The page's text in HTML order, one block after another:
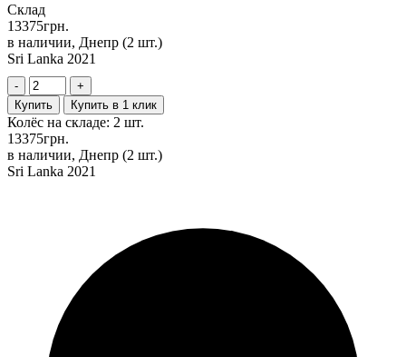
Склад
13375грн.
в наличии, Днепр (2 шт.)
Sri Lanka 2021
-
+
Купить
Купить в 1 клик
Колёс на складе: 2 шт.
13375грн.
в наличии, Днепр (2 шт.)
Sri Lanka 2021